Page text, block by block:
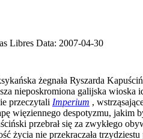
Libres Data: 2007-04-30
żegnała Ryszarda
nieposkromiona galijska wioska
przeczytali Imperium ,
więziennego despotyzmu,
przebrał się za zwykłego
życia nie przekraczała